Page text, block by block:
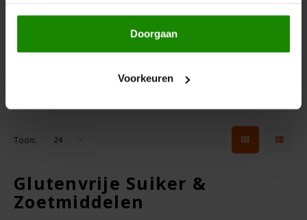
Doorgaan
Voorkeuren
Dispenser Biologisch
Biologisch 380 gram -
Glutenvrij
Toon: 24
Glutenvrije Suiker &
Zoetmiddelen